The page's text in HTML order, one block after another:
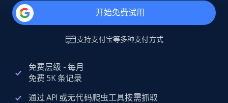
开始免费试用
支持支付宝等多种支付方式
免费层级 - 每月
免费 5K 条记录
通过 API 或无代码爬虫工具按需抓取